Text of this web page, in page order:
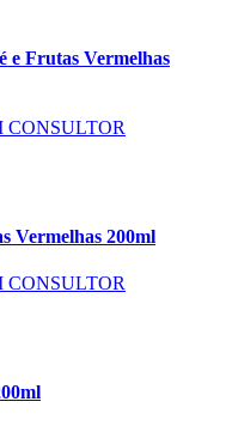
e Frutas Vermelhas
CONSULTOR
Vermelhas 200ml
CONSULTOR